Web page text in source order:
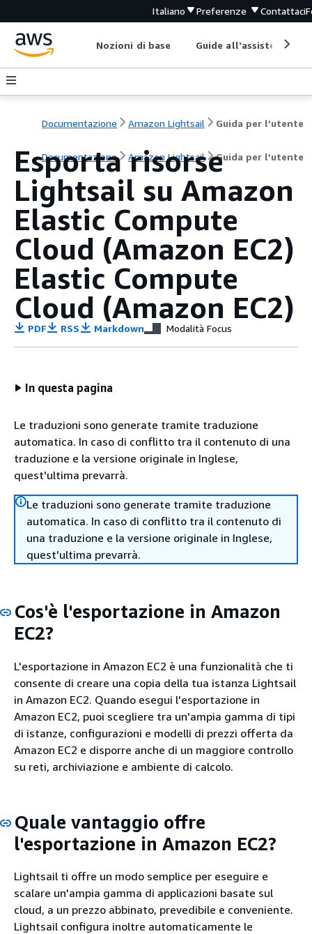
Italiano Preferenze Contattaci
Nozioni di base Guide all'assistenza
Documentazione Amazon Lightsail Guida per l’utente
Documentazione Amazon Lightsail Guida per l’utente
Esporta risorse
Lightsail su Amazon
Elastic Compute
Cloud (Amazon EC2)
Elastic Compute
Cloud (Amazon EC2)
PDF RSS Markdown Modalità Focus
In questa pagina
Le traduzioni sono generate tramite traduzione
automatica. In caso di conflitto tra il contenuto di una
traduzione e la versione originale in Inglese,
quest'ultima prevarrà.
Le traduzioni sono generate tramite traduzione
automatica. In caso di conflitto tra il contenuto di
una traduzione e la versione originale in Inglese,
quest'ultima prevarrà.
Cos'è l'esportazione in Amazon
EC2?
L'esportazione in Amazon EC2 è una funzionalità che ti
consente di creare una copia della tua istanza Lightsail
in Amazon EC2. Quando esegui l'esportazione in
Amazon EC2, puoi scegliere tra un'ampia gamma di tipi
di istanze, configurazioni e modelli di prezzi offerta da
Amazon EC2 e disporre anche di un maggiore controllo
su reti, archiviazione e ambiente di calcolo.
Quale vantaggio offre
l'esportazione in Amazon EC2?
Lightsail ti offre un modo semplice per eseguire e
scalare un'ampia gamma di applicazioni basate sul
cloud, a un prezzo abbinato, prevedibile e conveniente.
Lightsail configura inoltre automaticamente le